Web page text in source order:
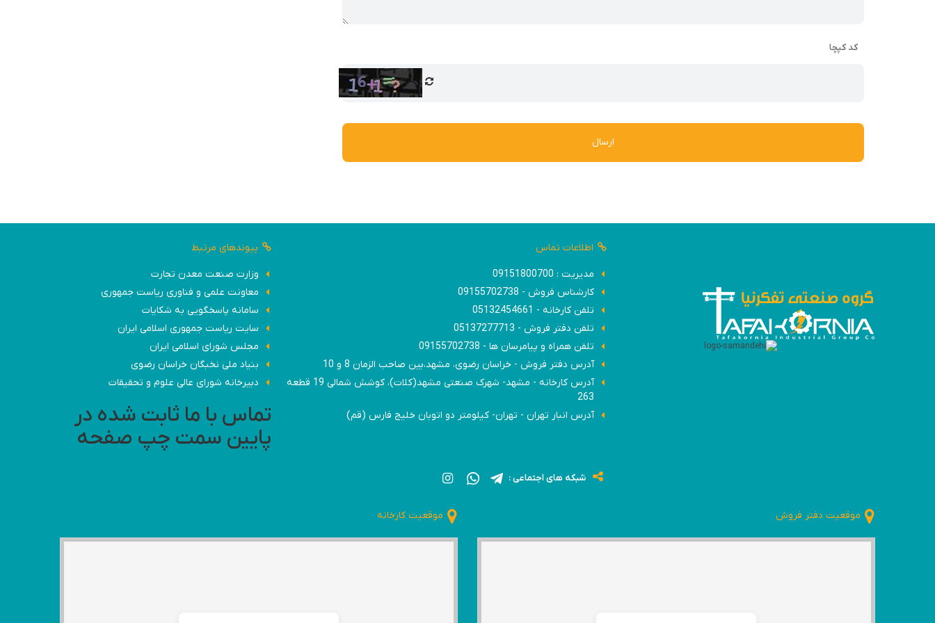
نصب در فضاهای باز یا بسته و محیط بزرگ است.
کد کپچا
ارسال
اطلاعات تماس
مدیریت : 09151800700
کارشناس فروش - 09155702738
تلفن کارخانه - 05132454661
تلفن دفتر فروش - 05137277713
تلفن همراه و پیامرسان ها - 09155702738
آدرس دفتر فروش - خراسان رضوی، مشهد،بین صاحب الزمان 8 و 10
آدرس کارخانه - مشهد- شهرک صنعتی مشهد(کلات)، کوشش شمالی 19 قطعه
263
آدرس انبار تهران - تهران- کیلومتر دو اتوبان خلیج فارس (قم)
شبکه های اجتماعی :
پیوندهای مرتبط
وزارت صنعت معدن تجارت
معاونت علمی و فناوری ریاست جمهوری
سامانه پاسخگویی به شکایات
سایت ریاست جمهوری اسلامی ایران
مجلس شورای اسلامی ایران
بنیاد ملی نخبگان خراسان رضوی
دبیرخانه شورای عالی علوم و تحقیقات
تماس با ما ثابت شده در
پایین سمت چپ صفحه
موقعیت دفتر فروش موقعیت کارخانه